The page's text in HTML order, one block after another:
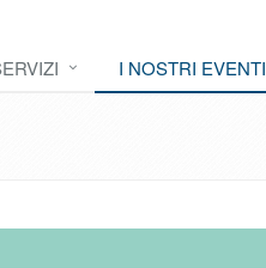
I NOSTRI EVENTI